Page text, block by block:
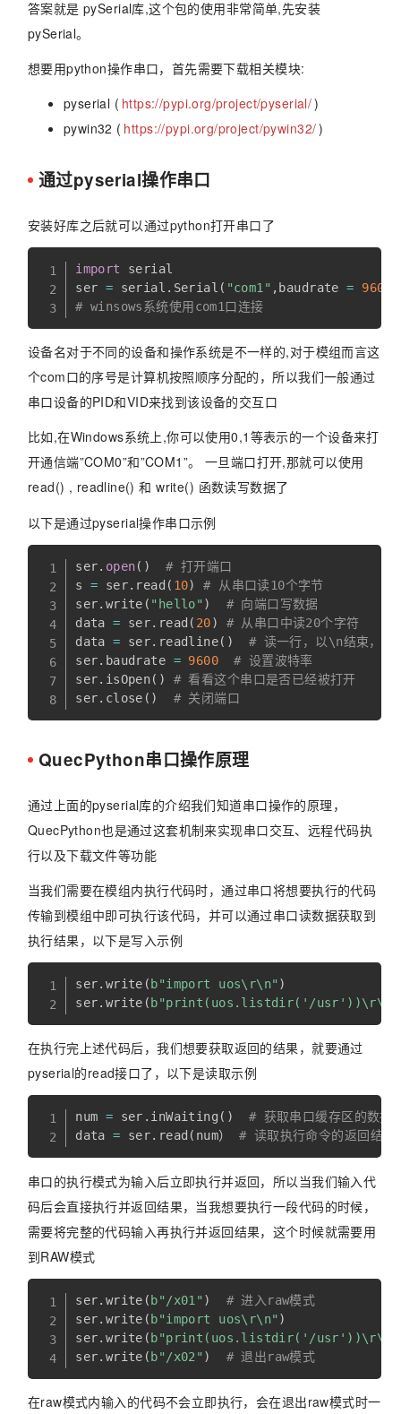
答案就是 pySerial库,这个包的使用非常简单,先安装
pySerial。
想要用python操作串口，首先需要下载相关模块:
pyserial ( https://pypi.org/project/pyserial/)
pywin32 ( https://pypi.org/project/pywin32/)
通过pyserial操作串口
安装好库之后就可以通过python打开串口了
import
serial
ser = serial . Serial ( "com1" , baudrate = 9600
# winsows系统使用com1口连接
设备名对于不同的设备和操作系统是不一样的,对于模组而言这
个com口的序号是计算机按照顺序分配的，所以我们一般通过
串口设备的PID和VID来找到该设备的交互口
比如,在Windows系统上,你可以使用0,1等表示的一个设备来打
开通信端”COM0”和”COM1”。 一旦端口打开,那就可以使用
read() , readline() 和 write() 函数读写数据了
以下是通过pyserial操作串口示例
ser. open( )
# 打开端口
s = ser. read ( 10)
# 从串口读10个字节
ser. write ( "hello" )
# 向端口写数据
data = ser. read ( 20)
# 从串口中读20个字符
data = ser. readline( )
# 读一行，以\n结束，要
ser. baudrate = 9600
# 设置波特率
ser. isOpen( )
# 看看这个串口是否已经被打开
ser. close ( ) # 关闭端口
QuecPython串口操作原理
通过上面的pyserial库的介绍我们知道串口操作的原理，
QuecPython也是通过这套机制来实现串口交互、远程代码执
行以及下载文件等功能
当我们需要在模组内执行代码时，通过串口将想要执行的代码
传输到模组中即可执行该代码，并可以通过串口读数据获取到
执行结果，以下是写入示例
ser. write ( b"import uos\r\n" )
ser. write ( b"print(uos.listdir('/usr'))\r\n"
在执行完上述代码后，我们想要获取返回的结果，就要通过
pyserial的read接口了，以下是读取示例
num = ser . inWaiting ( )
# 获取串口缓存区的数据
data = ser. read ( num） # 读取执行命令的返回结果
串口的执行模式为输入后立即执行并返回，所以当我们输入代
码后会直接执行并返回结果，当我想要执行一段代码的时候，
需要将完整的代码输入再执行并返回结果，这个时候就需要用
到RAW模式
ser. write ( b"/x01" )
# 进入raw模式
ser. write ( b"import uos\r\n" )
ser. write ( b"print(uos.listdir('/usr'))\r\n"
ser. write ( b"/x02" ) # 退出raw模式
在raw模式内输入的代码不会立即执行，会在退出raw模式时一